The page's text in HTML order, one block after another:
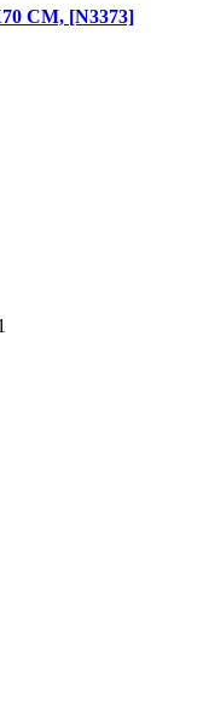
CM, [N3373]